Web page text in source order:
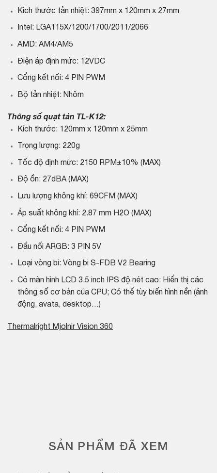
Kích thước tản nhiệt: 397mm x 120mm x 27mm
Intel: LGA115X/1200/1700/2011/2066
AMD: AM4/AM5
Điện áp định mức: 12VDC
Cổng kết nối: 4 PIN PWM
Bộ tản nhiệt: Nhôm
Thông số quạt tản TL-K12:
Kích thước: 120mm x 120mm x 25mm
Trọng lượng: 220g
Tốc độ định mức: 2150 RPM±10% (MAX)
Độ ồn: 27dBA (MAX)
Lưu lượng không khí: 69CFM (MAX)
Áp suất không khí: 2.87 mm H2O (MAX)
Cổng kết nối: 4 PIN PWM
Đầu nối ARGB: 3 PIN 5V
Loại vòng bi: Vòng bi S-FDB V2 Bearing
Có màn hình LCD 3.5 inch IPS độ nét cao: Hiển thị các
thông số cơ bản của CPU; Có thể tùy biến hình nền (ảnh
động, avata, desktop…)
Thermalright Mjolnir Vision 360
SẢN PHẨM ĐÃ XEM